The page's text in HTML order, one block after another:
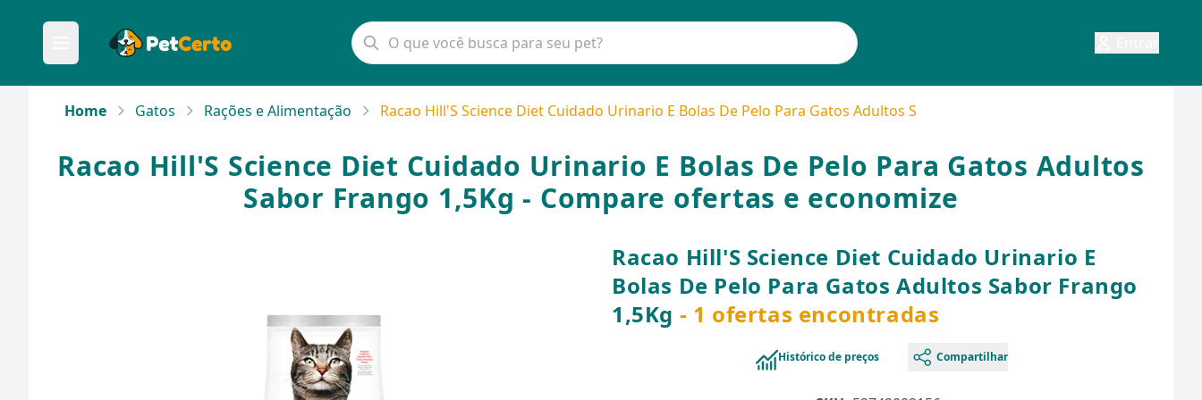
Home Gatos Rações e Alimentação Racao Hill'S Science Diet Cuidado Urinario E Bolas De Pelo Para Gatos Adultos Sabor Frango 1,5Kg
Racao Hill'S Science Diet Cuidado Urinario E Bolas De Pelo Para Gatos Adultos
Sabor Frango 1,5Kg - Compare ofertas e economize
Racao Hill'S Science Diet Cuidado Urinario E
Bolas De Pelo Para Gatos Adultos Sabor Frango
1,5Kg - 1 ofertas encontradas
Histórico de preços Compartilhar